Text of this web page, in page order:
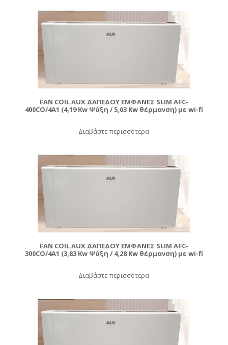
FAN COIL AUX ΔΑΠΕΔΟΥ ΕΜΦΑΝΕΣ SLIM AFC-
400CO/4A1 (4,19 Kw Ψύξη / 5,03 Kw θέρμανση) με wi-fi
Διαβάστε περισσότερα
FAN COIL AUX ΔΑΠΕΔΟΥ ΕΜΦΑΝΕΣ SLIM AFC-
300CO/4A1 (3,83 Kw Ψύξη / 4,28 Kw θέρμανση) με wi-fi
Διαβάστε περισσότερα